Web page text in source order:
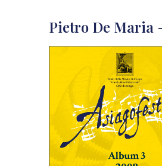
Pietro De Maria